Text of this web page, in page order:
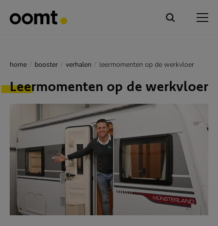
home booster verhalen leermomenten op de werkvloer
Leermomenten op de werkvloer